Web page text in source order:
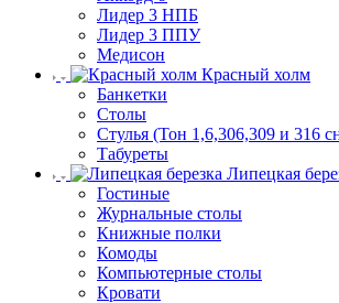
Лидер 3 НПБ
Лидер 3 ППУ
Медисон
Красный холм
Банкетки
Столы
Стулья (Тон 1,6,306,309 и 316
Табуреты
Липецкая
Гостиные
Журнальные столы
Книжные полки
Комоды
Компьютерные столы
Кровати